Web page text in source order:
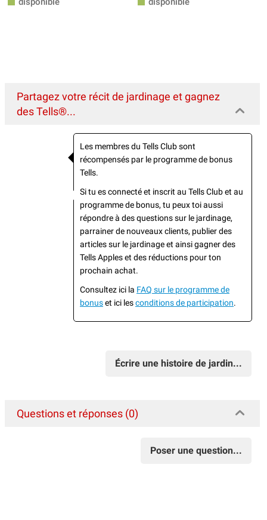
Partagez votre récit de jardinage et gagnez
des Tells®...
Les membres du Tells Club sont
récompensés par le programme de bonus
Tells.
Si tu es connecté et inscrit au Tells Club et au
programme de bonus, tu peux toi aussi
répondre à des questions sur le jardinage,
parrainer de nouveaux clients, publier des
articles sur le jardinage et ainsi gagner des
Tells Apples et des réductions pour ton
prochain achat.
Consultez ici la FAQ sur le programme de
bonuset ici lesconditions de participation.
Écrire une histoire de jardin...
Questions et réponses (0)
Poser une question...